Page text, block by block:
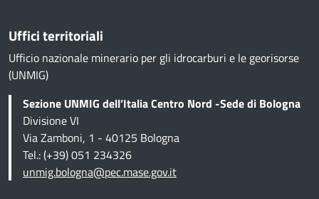
Uffici territoriali
Ufficio nazionale minerario per gli idrocarburi e le georisorse
(UNMIG)
Sezione UNMIG dell’Italia Centro Nord -Sede di Bologna
Divisione VI
Via Zamboni, 1 - 40125 Bologna
Tel.: (+39) 051 234326
unmig.bologna@pec.mase.gov.it